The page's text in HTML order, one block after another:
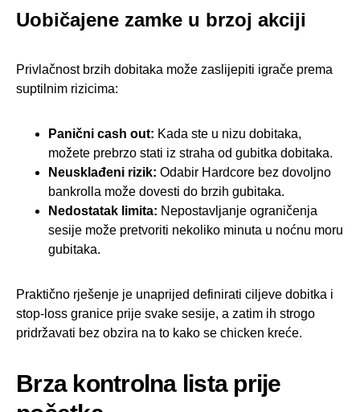
Uobičajene zamke u brzoj akciji
Privlačnost brzih dobitaka može zaslijepiti igrače prema
suptilnim rizicima:
Panični cash out: Kada ste u nizu dobitaka,
možete prebrzo stati iz straha od gubitka dobitaka.
Neusklađeni rizik: Odabir Hardcore bez dovoljno
bankrolla može dovesti do brzih gubitaka.
Nedostatak limita: Nepostavljanje ograničenja
sesije može pretvoriti nekoliko minuta u noćnu moru
gubitaka.
Praktično rješenje je unaprijed definirati ciljeve dobitka i
stop‑loss granice prije svake sesije, a zatim ih strogo
pridržavati bez obzira na to kako se chicken kreće.
Brza kontrolna lista prije